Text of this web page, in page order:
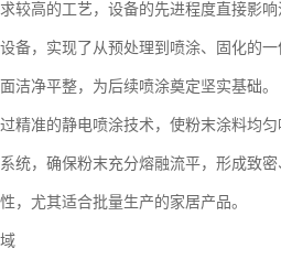
较高的工艺，设备的先进程度直接影
备，实现了从预处理到喷涂、固化的
洁净平整，为后续喷涂奠定坚实基础。
精准的静电喷涂技术，使粉末涂料均
统，确保粉末充分熔融流平，形成致
，尤其适合批量生产的家居产品。